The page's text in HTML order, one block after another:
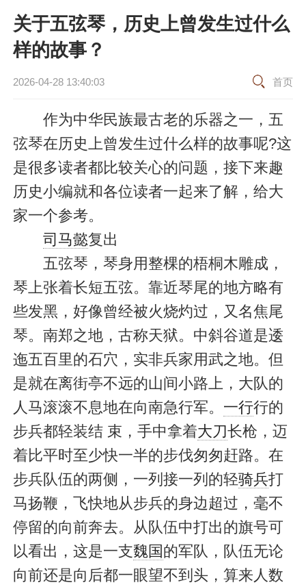
关于五弦琴，历史上曾发生过什么
样的故事？
2026-04-28 13:40:03 首页
作为中华民族最古老的乐器之一，五
弦琴在历史上曾发生过什么样的故事呢?这
是很多读者都比较关心的问题，接下来趣
历史小编就和各位读者一起来了解，给大
家一个参考。
司马懿复出
五弦琴，琴身用整棵的梧桐木雕成，
琴上张着长短五弦。靠近琴尾的地方略有
些发黑，好像曾经被火烧灼过，又名焦尾
琴。南郑之地，古称天狱。中斜谷道是逶
迤五百里的石穴，实非兵家用武之地。但
是就在离街亭不远的山间小路上，大队的
人马滚滚不息地在向南急行军。 一行行的
步兵都轻装结 束，手中拿着大刀长枪，迈
着比平时至少快一半的步伐匆匆赶路。在
步兵队伍的两侧，一列接一列的轻骑兵打
马扬鞭，飞快地从步兵的身边超过，毫不
停留的向前奔去。从队伍中打出的旗号可
以看出，这是一支魏国的军队，队伍无论
向前还是向后都一眼望不到头，算来人数